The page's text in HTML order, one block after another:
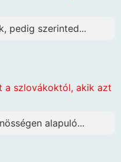
pedig szerinted...
a szlovákoktól, akik azt
alapuló...